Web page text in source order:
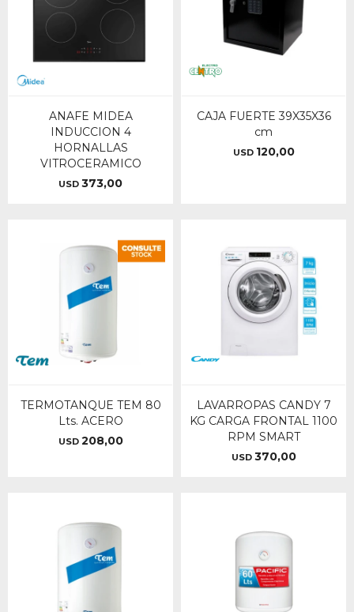
ANAFE MIDEA
INDUCCION 4
HORNALLAS
VITROCERAMICO
USD 373,00
CAJA FUERTE 39X35X36
cm
USD 120,00
TERMOTANQUE TEM 80
Lts. ACERO
USD 208,00
LAVARROPAS CANDY 7
KG CARGA FRONTAL 1100
RPM SMART
USD 370,00